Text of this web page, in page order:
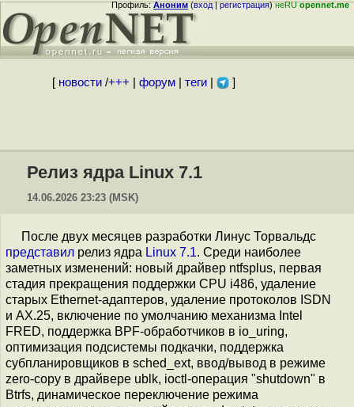
Профиль:Аноним(вход|регистрация)неRUopennet.me
[ новости/+++ форум| теги| ]
Релиз ядра Linux 7.1
14.06.2026 23:23 (MSK)
После двух месяцев разработки Линус Торвальдс
представил релиз ядра Linux 7.1. Среди наиболее
заметных изменений: новый драйвер ntfsplus, первая
стадия прекращения поддержки CPU i486, удаление
старых Ethernet-адаптеров, удаление протоколов ISDN
и AX.25, включение по умолчанию механизма Intel
FRED, поддержка BPF-обработчиков в io_uring,
оптимизация подсистемы подкачки, поддержка
субпланировщиков в sched_ext, ввод/вывод в режиме
zero-copy в драйвере ublk, ioctl-операция "shutdown" в
Btrfs, динамическое переключение режима